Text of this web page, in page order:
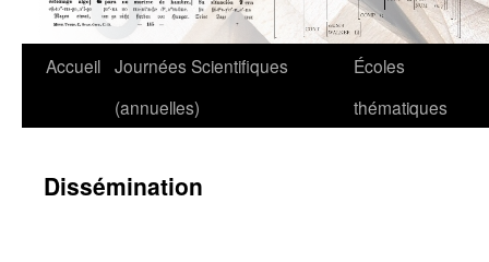
Accueil Journées Scientifiques
(annuelles)
Écoles
thématiques
Dissémination